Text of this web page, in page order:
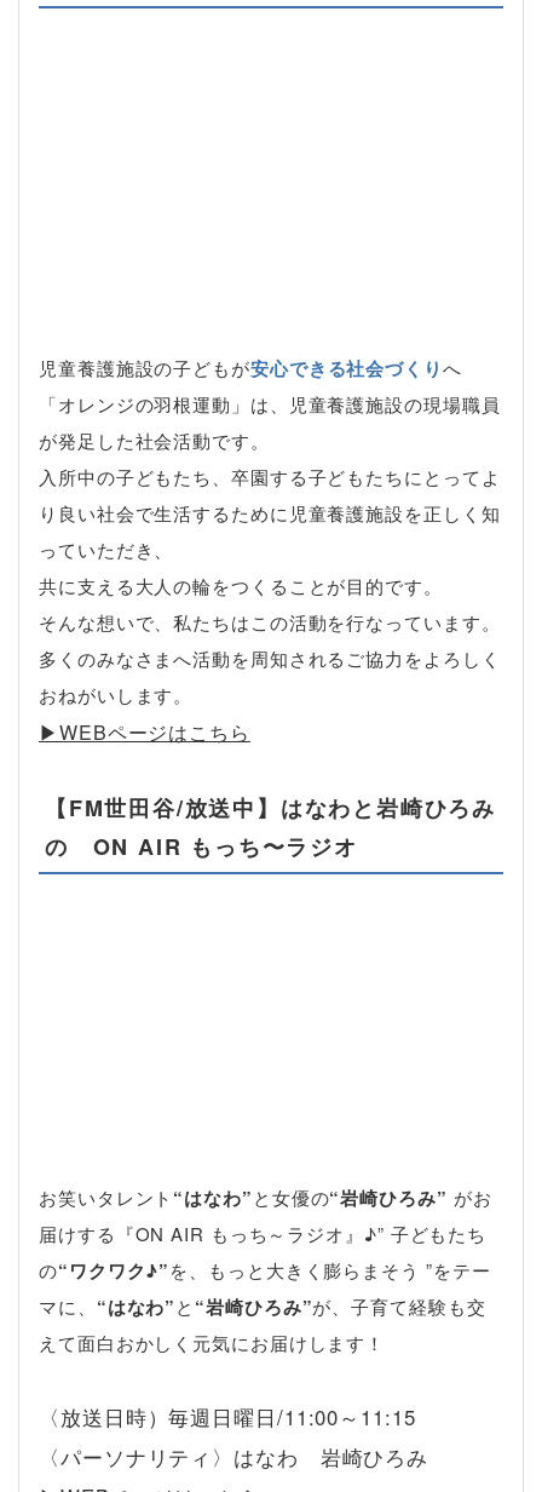
児童養護施設の子どもが安心できる社会づくりへ
「オレンジの羽根運動」は、児童養護施設の現場職員
が発足した社会活動です。
入所中の子どもたち、卒園する子どもたちにとってよ
り良い社会で生活するために児童養護施設を正しく知
っていただき、
共に支える大人の輪をつくることが目的です。
そんな想いで、私たちはこの活動を行なっています。
多くのみなさまへ活動を周知されるご協力をよろしく
おねがいします。
▶︎WEBページはこちら
【FM世田谷/放送中】はなわと岩崎ひろみ
の ON AIR もっち〜ラジオ
お笑いタレント “はなわ”と女優の“岩崎ひろみ” がお
届けする『ON AIR もっち～ラジオ』♪” 子どもたち
の“ワクワク♪”を、もっと大きく膨らまそう ”をテー
マに、 “はなわ”と “岩崎ひろみ”が、子育て経験も交
えて面白おかしく元気にお届けします！
〈放送日時）毎週日曜日/11:00～11:15
〈パーソナリティ〉はなわ 岩崎ひろみ